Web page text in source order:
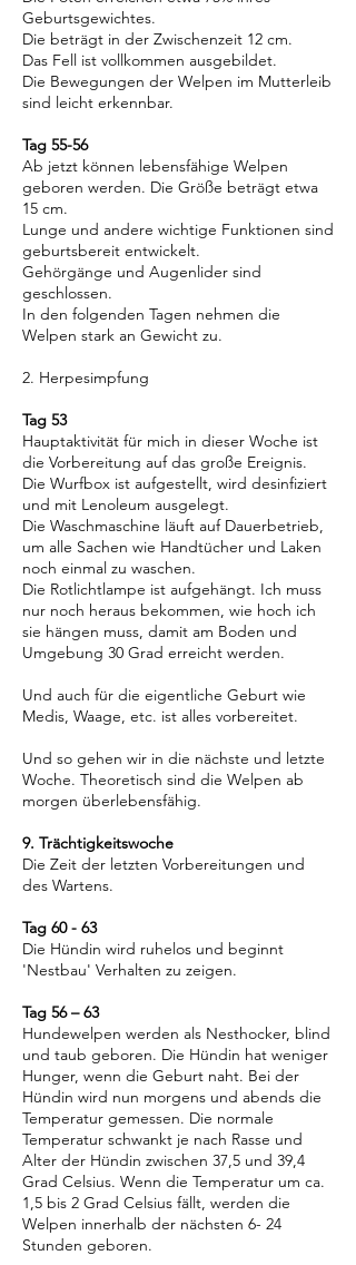
Geburtsgewichtes.
Die beträgt in der Zwischenzeit 12 cm.
Das Fell ist vollkommen ausgebildet.
Die Bewegungen der Welpen im Mutterleib
sind leicht erkennbar.
Tag 55-56
Ab jetzt können lebensfähige Welpen
geboren werden. Die Größe beträgt etwa
15 cm.
Lunge und andere wichtige Funktionen sind
geburtsbereit entwickelt.
Gehörgänge und Augenlider sind
geschlossen.
In den folgenden Tagen nehmen die
Welpen stark an Gewicht zu.
2. Herpesimpfung
Tag 53
Hauptaktivität für mich in dieser Woche ist
die Vorbereitung auf das große Ereignis.
Die Wurfbox ist aufgestellt, wird desinfiziert
und mit Lenoleum ausgelegt.
Die Waschmaschine läuft auf Dauerbetrieb,
um alle Sachen wie Handtücher und Laken
noch einmal zu waschen.
Die Rotlichtlampe ist aufgehängt. Ich muss
nur noch heraus bekommen, wie hoch ich
sie hängen muss, damit am Boden und
Umgebung 30 Grad erreicht werden.
Und auch für die eigentliche Geburt wie
Medis, Waage, etc. ist alles vorbereitet.
Und so gehen wir in die nächste und letzte
Woche. Theoretisch sind die Welpen ab
morgen überlebensfähig.
9. Trächtigkeitswoche
Die Zeit der letzten Vorbereitungen und
des Wartens.
Tag 60 - 63
Die Hündin wird ruhelos und beginnt
'Nestbau' Verhalten zu zeigen.
Tag 56 – 63
Hundewelpen werden als Nesthocker, blind
und taub geboren. Die Hündin hat weniger
Hunger, wenn die Geburt naht. Bei der
Hündin wird nun morgens und abends die
Temperatur gemessen. Die normale
Temperatur schwankt je nach Rasse und
Alter der Hündin zwischen 37,5 und 39,4
Grad Celsius. Wenn die Temperatur um ca.
1,5 bis 2 Grad Celsius fällt, werden die
Welpen innerhalb der nächsten 6- 24
Stunden geboren.